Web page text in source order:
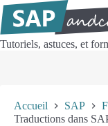
Passer
au
contenu
Tutoriels, astuces, et
Accueil SAP
Traductions dans